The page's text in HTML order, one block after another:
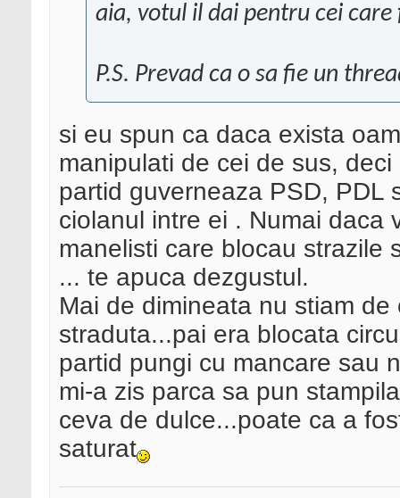
aia, votul il dai pentru cei
P.S. Prevad ca o sa fie un
si eu spun ca daca exista
manipulati de cei de sus,
partid guverneaza PSD, PDL
ciolanul intre ei . Numai daca
manelisti care blocau strazile
... te apuca dezgustul.
Mai de dimineata nu stiam
straduta...pai era blocata
partid pungi cu mancare sau
mi-a zis parca sa pun
ceva de dulce...poate ca a
saturat